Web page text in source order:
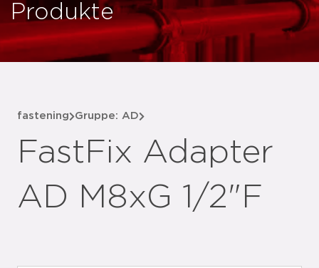
Produkte
fastening Gruppe: AD
FastFix Adapter
AD M8xG 1/2"F